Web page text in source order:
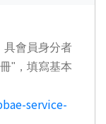
具會員身分者
"，填寫基本
service-